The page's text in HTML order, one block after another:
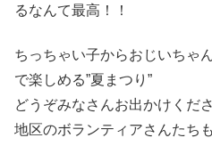
るなんて最高！！
ちっちゃい子からおじいちゃ
で楽しめる”夏まつり”
どうぞみなさんお出かけくだ
地区のボランティアさんたち